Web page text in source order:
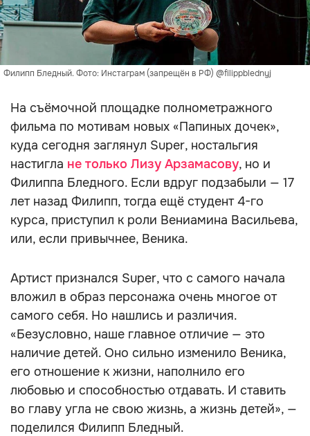
Филипп Бледный. Фото: Инстаграм (запрещён в РФ) @filippblednyj
На съёмочной площадке полнометражного
фильма по мотивам новых «Папиных дочек»,
куда сегодня заглянул Super, ностальгия
настигла не только Лизу Арзамасову, но и
Филиппа Бледного. Если вдруг подзабыли — 17
лет назад Филипп, тогда ещё студент 4-го
курса, приступил к роли Вениамина Васильева,
или, если привычнее, Веника.
Артист признался Super, что с самого начала
вложил в образ персонажа очень многое от
самого себя. Но нашлись и различия.
«Безусловно, наше главное отличие — это
наличие детей. Оно сильно изменило Веника,
его отношение к жизни, наполнило его
любовью и способностью отдавать. И ставить
во главу угла не свою жизнь, а жизнь детей», —
поделился Филипп Бледный.